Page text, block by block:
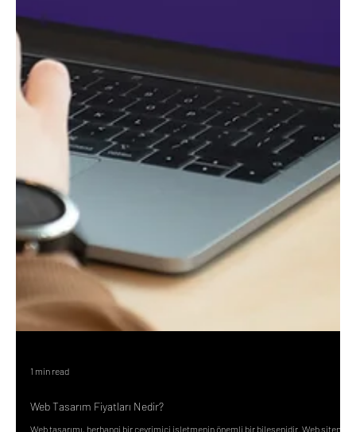
1 min read